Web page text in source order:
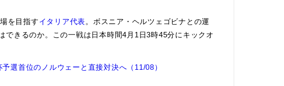
を目指すイタリア代表。ボスニア・ヘルツェゴビナとの運
きるのか。この一戦は日本時間4月1日3時45分にキックオ
選首位のノルウェーと直接対決へ（11/08）